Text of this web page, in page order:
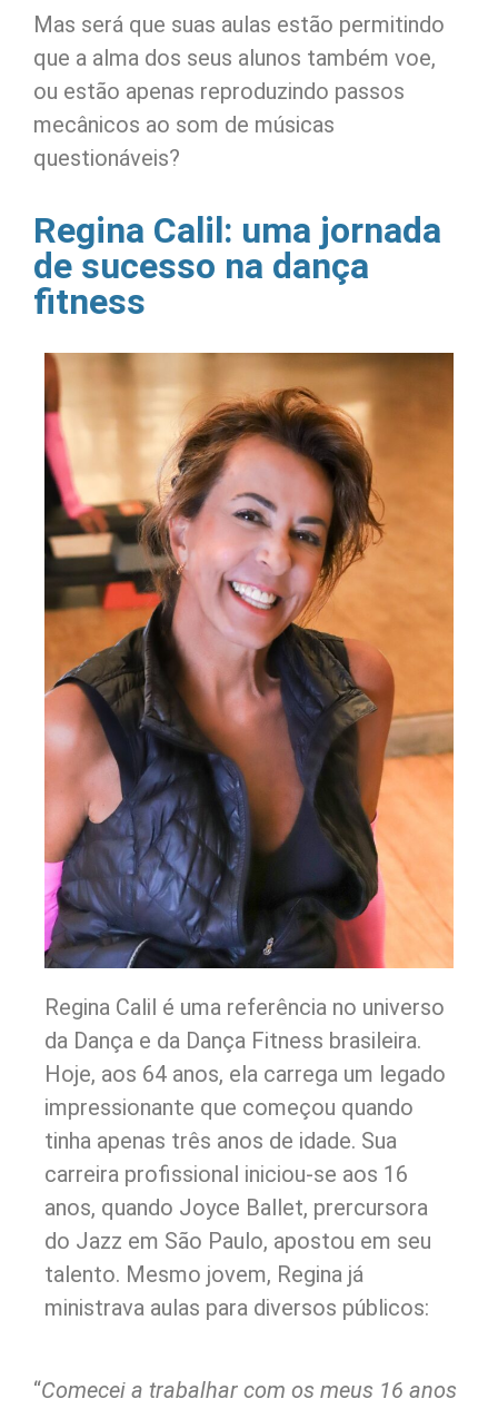
Mas será que suas aulas estão permitindo
que a alma dos seus alunos também voe,
ou estão apenas reproduzindo passos
mecânicos ao som de músicas
questionáveis?
Regina Calil: uma jornada
de sucesso na dança
fitness
Regina Calil é uma referência no universo
da Dança e da Dança Fitness brasileira.
Hoje, aos 64 anos, ela carrega um legado
impressionante que começou quando
tinha apenas três anos de idade. Sua
carreira profissional iniciou-se aos 16
anos, quando Joyce Ballet, prercursora
do Jazz em São Paulo, apostou em seu
talento. Mesmo jovem, Regina já
ministrava aulas para diversos públicos:
“Comecei a trabalhar com os meus 16 anos